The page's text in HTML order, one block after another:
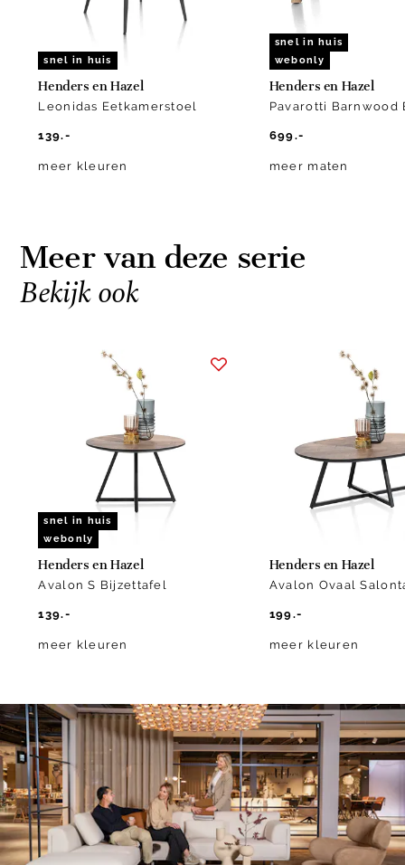
snel in huis
Henders en Hazel
Leonidas Eetkamerstoel
139.-
meer kleuren
snel in huis
webonly
Henders en Hazel
Pavarotti Barnwood
699.-
meer maten
Meer van deze serie
Bekijk ook
snel in huis
webonly
Henders en Hazel
Avalon S Bijzettafel
139.-
meer kleuren
Henders en Hazel
Avalon Ovaal
199.-
meer kleuren